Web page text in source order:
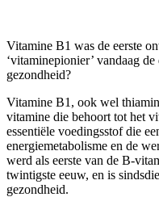
Vitamine B1 was de eerste
‘vitaminepionier’ vandaag
gezondheid?
Vitamine B1, ook wel
vitamine die behoort tot het
essentiële voedingsstof die
energiemetabolisme en de
werd als eerste van de B-
twintigste eeuw, en is
gezondheid.